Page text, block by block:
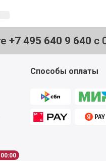
+7 495 640 9 640 с
Способы оплаты